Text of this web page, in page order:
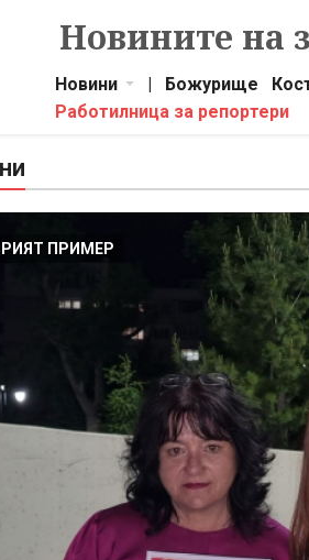
Новините на
Новини | Божурище
Работилница за репортери
ПРИМЕР